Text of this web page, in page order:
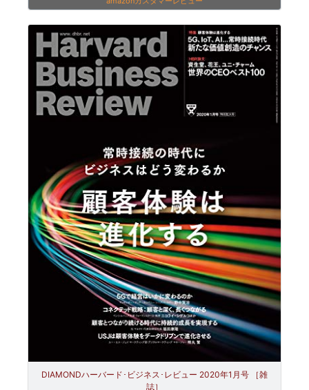
DIAMONDハーバード･ビジネス･レビュー 2020年1月号 ［雑
誌］